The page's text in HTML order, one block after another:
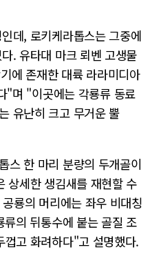
데, 로키케라톱스는 그중에
. 유타대 마크 뢰벤 고생물
에 존재한 대륙 라라미디아
며 "이곳에는 각룡류 동료
유난히 크고 무거운 뿔
스 한 마리 분량의 두개골이
상세한 생김새를 재현할 수
룡의 머리에는 좌우 비대칭
의 뒤통수에 붙는 골질 조
고 화려하다"고 설명했다.